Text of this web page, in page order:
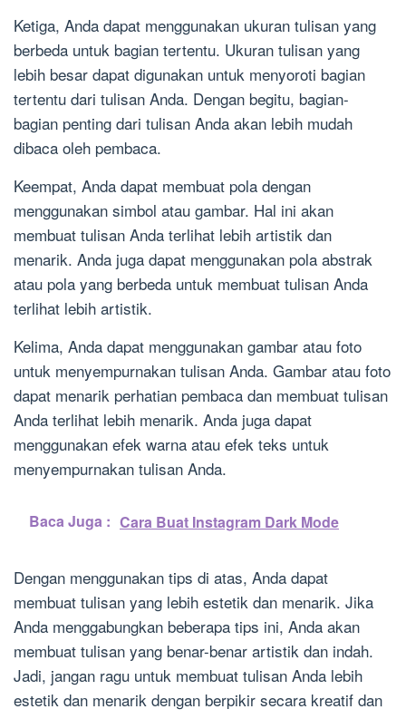
Ketiga, Anda dapat menggunakan ukuran tulisan yang
berbeda untuk bagian tertentu. Ukuran tulisan yang
lebih besar dapat digunakan untuk menyoroti bagian
tertentu dari tulisan Anda. Dengan begitu, bagian-
bagian penting dari tulisan Anda akan lebih mudah
dibaca oleh pembaca.
Keempat, Anda dapat membuat pola dengan
menggunakan simbol atau gambar. Hal ini akan
membuat tulisan Anda terlihat lebih artistik dan
menarik. Anda juga dapat menggunakan pola abstrak
atau pola yang berbeda untuk membuat tulisan Anda
terlihat lebih artistik.
Kelima, Anda dapat menggunakan gambar atau foto
untuk menyempurnakan tulisan Anda. Gambar atau foto
dapat menarik perhatian pembaca dan membuat tulisan
Anda terlihat lebih menarik. Anda juga dapat
menggunakan efek warna atau efek teks untuk
menyempurnakan tulisan Anda.
Baca Juga : Cara Buat Instagram Dark Mode
Dengan menggunakan tips di atas, Anda dapat
membuat tulisan yang lebih estetik dan menarik. Jika
Anda menggabungkan beberapa tips ini, Anda akan
membuat tulisan yang benar-benar artistik dan indah.
Jadi, jangan ragu untuk membuat tulisan Anda lebih
estetik dan menarik dengan berpikir secara kreatif dan